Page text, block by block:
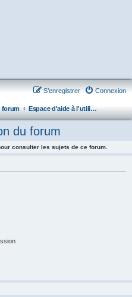
Connexion
S’enregistrer
forum Espace d'aide à l'utilisation du forum
du forum
consulter les sujets de ce forum.